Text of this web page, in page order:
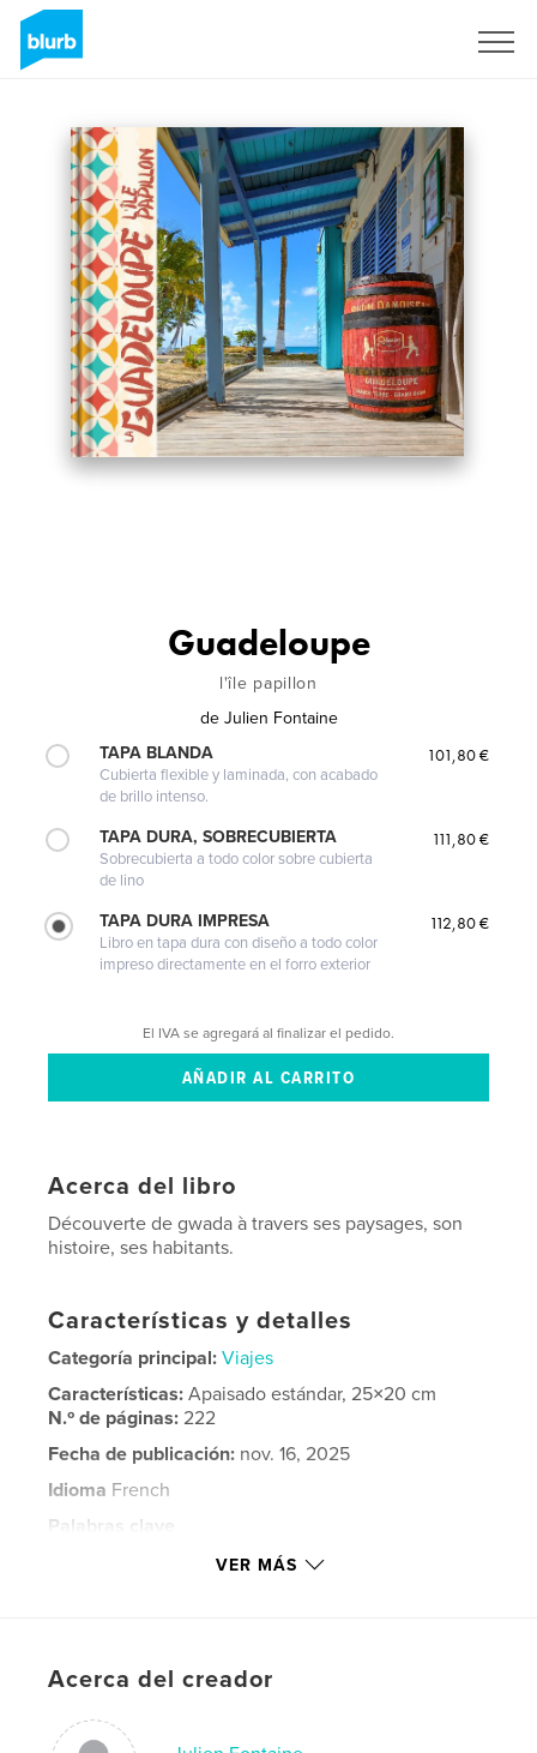
Guadeloupe
l'île papillon
de Julien Fontaine
TAPA BLANDA
Cubierta flexible y laminada, con acabado
de brillo intenso.
101,80 €
TAPA DURA, SOBRECUBIERTA
Sobrecubierta a todo color sobre cubierta
de lino
111,80 €
TAPA DURA IMPRESA
Libro en tapa dura con diseño a todo color
impreso directamente en el forro exterior
112,80 €
El IVA se agregará al finalizar el pedido.
Acerca del libro
Découverte de gwada à travers ses paysages, son
histoire, ses habitants.
Características y detalles
Categoría principal: Viajes
Características:Apaisado estándar, 25×20 cm
N.º de páginas:222
Fecha de publicación: nov. 16, 2025
Idioma French
Palabras clave
, troykell ,
VER MÁS
Acerca del creador